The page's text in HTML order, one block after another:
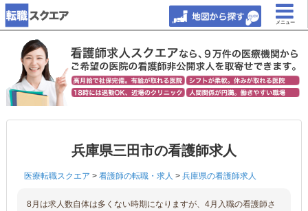
メニュー
兵庫県三田市の看護師求人
医療転職スクエア > 看護師の転職・求人 > 兵庫県の看護師求人
8月は求人数自体は多くない時期になりますが、4月入職の看護師さ